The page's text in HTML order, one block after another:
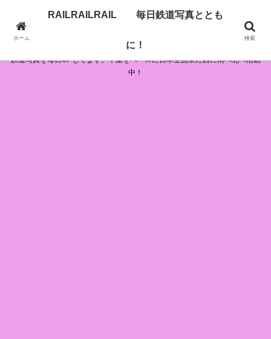
RAILRAILRAIL 毎日鉄道写真とともに！
鉄道写真を毎日UPしてます。千葉をベースに日本全国東に西に南へ北へ活動
中！
ホーム
RAILRAILRAIL 毎日鉄道写真ととも
に！
検索